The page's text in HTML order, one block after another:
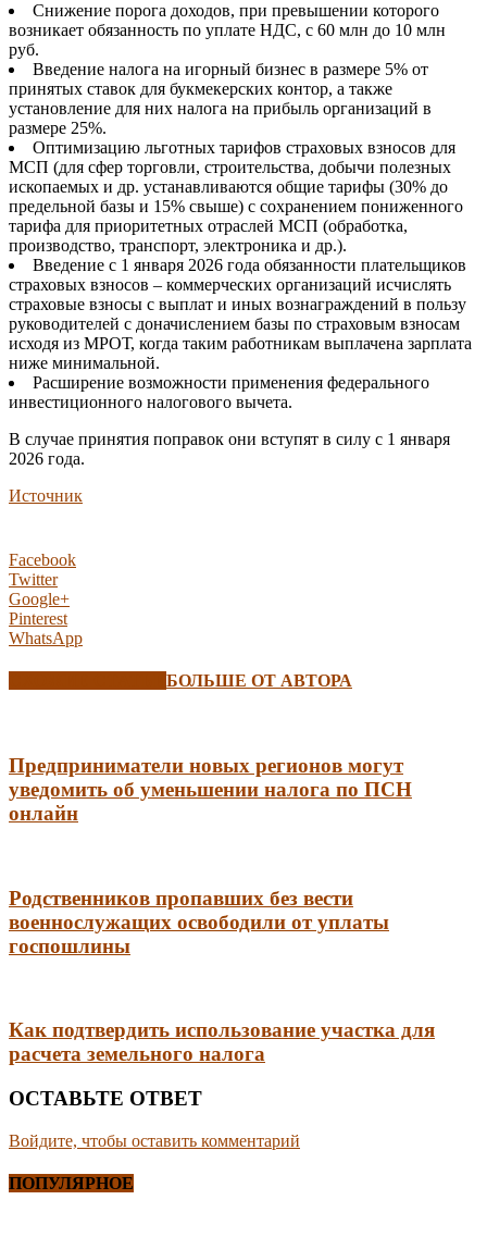
Снижение порога доходов, при превышении которого
возникает обязанность по уплате НДС, с 60 млн до 10 млн
руб.
Введение налога на игорный бизнес в размере 5% от
принятых ставок для букмекерских контор, а также
установление для них налога на прибыль организаций в
размере 25%.
Оптимизацию льготных тарифов страховых взносов для
МСП (для сфер торговли, строительства, добычи полезных
ископаемых и др. устанавливаются общие тарифы (30% до
предельной базы и 15% свыше) с сохранением пониженного
тарифа для приоритетных отраслей МСП (обработка,
производство, транспорт, электроника и др.).
Введение с 1 января 2026 года обязанности плательщиков
страховых взносов – коммерческих организаций исчислять
страховые взносы с выплат и иных вознаграждений в пользу
руководителей с доначислением базы по страховым взносам
исходя из МРОТ, когда таким работникам выплачена зарплата
ниже минимальной.
Расширение возможности применения федерального
инвестиционного налогового вычета.
В случае принятия поправок они вступят в силу с 1 января
2026 года.
Источник
Facebook
Twitter
Google+
Pinterest
WhatsApp
БОЛЬШЕ ОТ АВТОРА
Предприниматели новых регионов могут
уведомить об уменьшении налога по ПСН
онлайн
Родственников пропавших без вести
военнослужащих освободили от уплаты
госпошлины
Как подтвердить использование участка для
расчета земельного налога
ОСТАВЬТЕ ОТВЕТ
Войдите, чтобы оставить комментарий
ПОПУЛЯРНОЕ